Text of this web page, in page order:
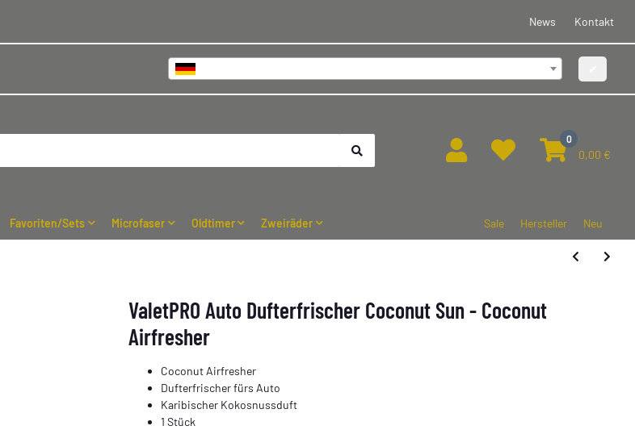
News Kontakt
0
0,00 €
Favoriten/Sets Microfaser Oldtimer Zweiräder Sale Hersteller Neu
ValetPRO Auto Dufterfrischer Coconut Sun - Coconut
Airfresher
Coconut Airfresher
Dufterfrischer fürs Auto
Karibischer Kokosnussduft
1 Stück